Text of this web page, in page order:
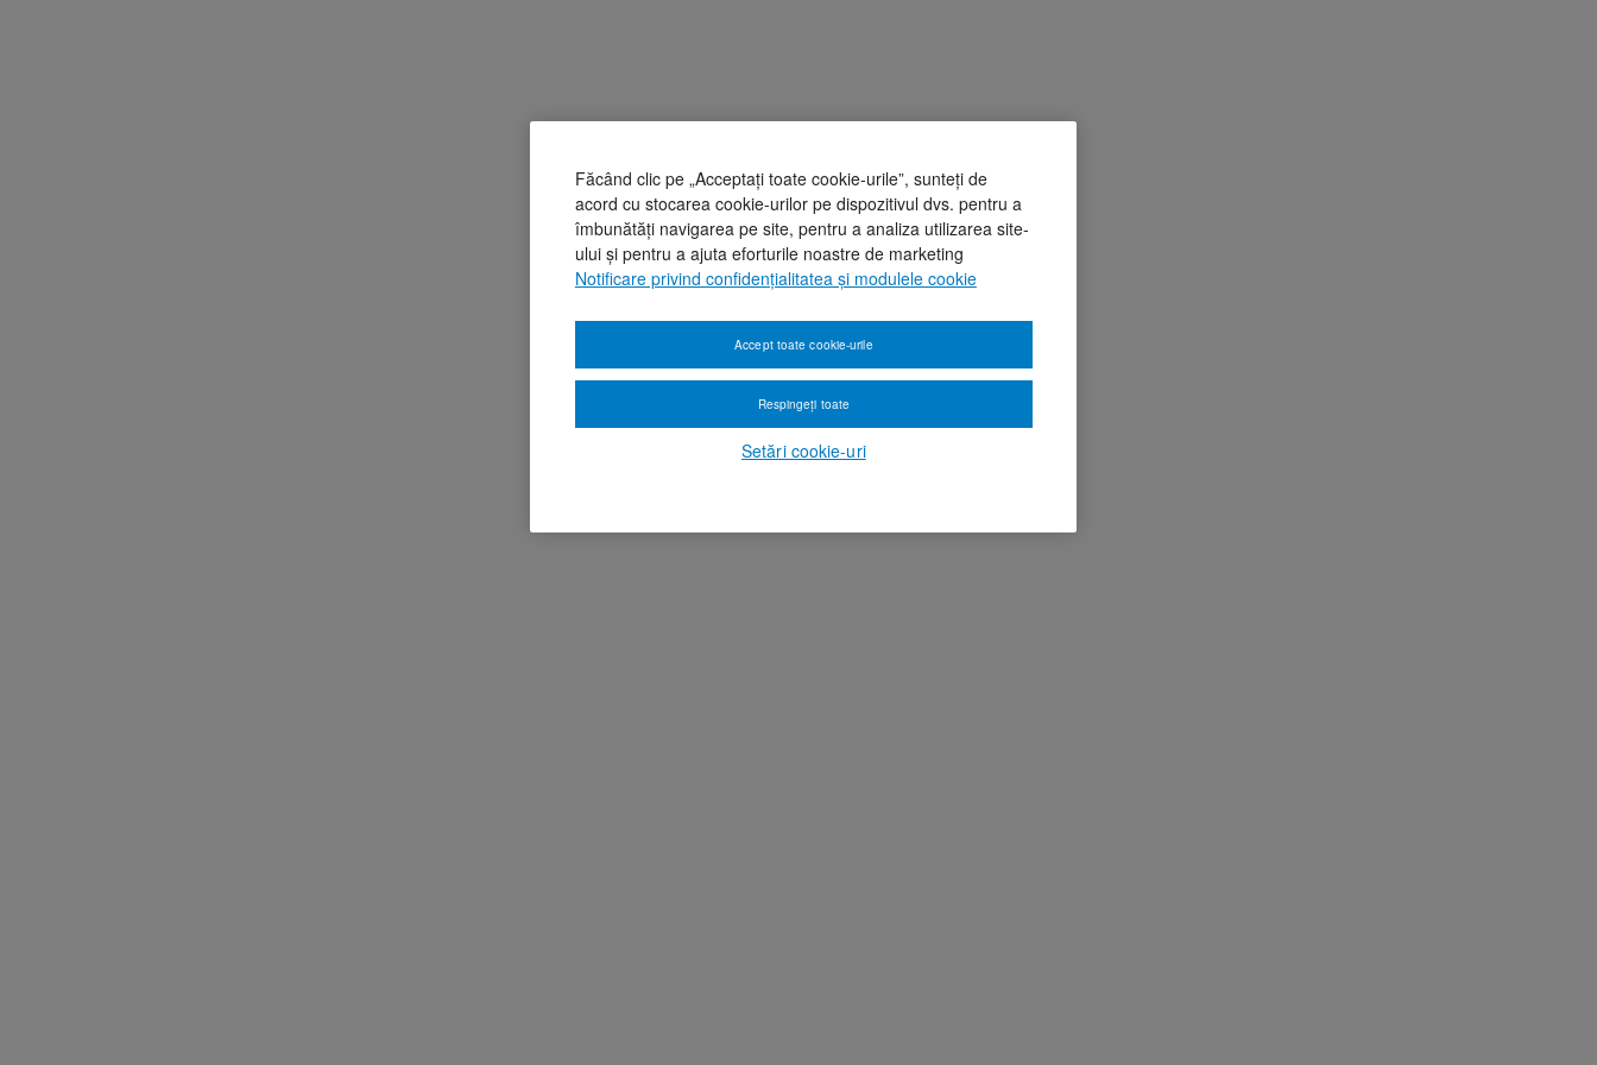
Făcând clic pe „Acceptați toate cookie-urile”, sunteți de
acord cu stocarea cookie-urilor pe dispozitivul dvs. pentru a
îmbunătăți navigarea pe site, pentru a analiza utilizarea site-
ului și pentru a ajuta eforturile noastre de marketing
Notificare privind confidențialitatea și modulele cookie
Setări cookie-uri
Respingeți toate
Accept toate cookie-urile